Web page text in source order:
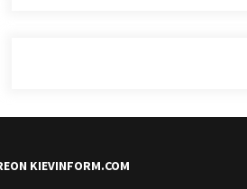
KIEVINFORM.COM